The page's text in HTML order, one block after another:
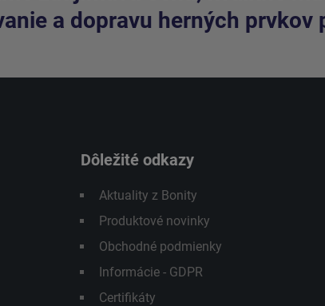
a dopravu herných prvkov
Dôležité odkazy
Aktuality z Bonity
Produktové novinky
Obchodné podmienky
Informácie - GDPR
Certifikáty